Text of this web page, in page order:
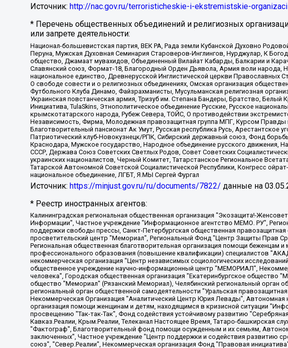
Источник: http://nac.gov.ru/terroristicheskie-i-ekstremistskie-
* Перечень общественных объединений и религиозных
или запрете деятельности:
Национал-большевистская партия, ВЕК РА, Рада земли Кубанской Духовно
Перуна, Мужская Духовная Семинария Староверов-Инглингов, Нурджулар, К
общество, Джамаат мувахидов, Объединенный Вилайат Кабарды, Балкарии и
Славянский союз, Формат-18, Благородный Орден Дьявола, Армия воли народа,
национальное единство, Древнерусской Инглистической церкви Православных
О свободе совести и о религиозных объединениях, Омская организация
Футбольного Клуба Динамо, Файзрахманисты, Мусульманская религиозная
Украинская повстанческая армия, Тризуб им. Степана Бандеры, Братство,
Инициатива, TulaSkins, Этнополитическое объединение Русские, Русское
крымскотатарского народа, Рубеж Севера, ТОЙС, О противодействии
Независимость, Фирма, Молодежная правозащитная группа МПГ, Курсом Правды
Благотворительный пансионат Ак Умут, Русская республика Русь,
Патриотический клуб-Новокузнецк/РПК, Сибирский державный союз, Фонд
Краснодара, Мужское государство, Народное объединение русского
СССР, Держава Союз Советских Светлых Родов, Совет Советских
украинских националистов, Черный Комитет, Татарстанское Региональное
Татарской Автономной Советской Социалистической Республики, Конгресс
национальное объединение, ЛГБТ, Я.МЫ Сергей Фургал
Источник: https://minjust.gov.ru/ru/documents/7822/ данные на
* Реестр иностранных агентов:
Калининградская региональная общественная организация "Экозащита!-Женсовет", Фонд содействия защите прав и свобод граждан "Общественный вердикт", Фонд "Институт Развития Свободы Информации", Частное учреждение "Информационное агентство МЕМО. РУ", Региональная общественная организация "Общественная комиссия по сохранению наследия академика Сахарова", Фонд поддержки свободы прессы, Санкт-Петербургская общественная правозащитная организация "Гражданский контроль", Межрегиональная общественная организация "Информационно-просветительский центр "Мемориал", Региональный Фонд "Центр Защиты Прав Средств Массовой Информации", с 05.12.2023 Фонд "Центр Защиты Прав Средств массовой информации", Региональная общественная благотворительная организация помощи беженцам и мигрантам "Гражданское содействие", Негосударственное образовательное учреждение дополнительного профессионального образования (повышение квалификации) специалистов "АКАДЕМИЯ ПО ПРАВАМ ЧЕЛОВЕКА", Свердловская региональная общественная организация "Сутяжник", Автономная некоммерческая организация "Центр независимых социологических исследований", Союз общественных объединений "Российский исследовательский центр по правам человека", Региональное общественное учреждение научно-информационный центр "МЕМОРИАЛ", Некоммерческая организация "Фонд защиты гласности", Автономная некоммерческая организация "Институт прав человека", Городская общественная организация "Екатеринбургское общество "МЕМОРИАЛ", Городская общественная организация "Рязанское историко-просветительское и правозащитное общество "Мемориал" (Рязанский Мемориал), Челябинский региональный орган общественной самодеятельности – женское общественное объединение "Женщины Евразии", Челябинский региональный орган общественной самодеятельности "Уральская правозащитная группа", Фонд содействия защите здоровья и социальной справедливости имени Андрея Рылькова, Автономная Некоммерческая Организация "Аналитический Центр Юрия Левады", Автономная некоммерческая организация социальной поддержки населения "Проект Апрель", Региональная общественная организация помощи женщинам и детям, находящимся в кризисной ситуации "Информационно-методический центр "Анна", Фонд содействия развитию массовых коммуникаций и правовому просвещению "Так-так-Так", Фонд содействия устойчивому развитию "Серебряная тайга", Свердловский региональный общественный фонд социальных проектов "Новое время", "Idel.Реалии", Кавказ.Реалии, Крым.Реалии, Телеканал Настоящее Время, Татаро-башкирская служба Радио Свобода (Azatliq Radiosi), Радио Свободная Европа/Радио Свобода (PCE/PC), "Сибирь.Реалии", "Фактограф", Благотворительный фонд помощи осужденным и их семьям, Автономная некоммерческая организация "Институт глобализации и социальных движений", Фонд "В защиту прав заключенных", Частное учреждение "Центр поддержки и содействия развитию средств массовой информации", Пензенский региональный общественный благотворительный фонд "Гражданский союз", "Север.Реалии", Некоммерческая организация Фонд "Правовая инициатива", Общество с ограниченной ответственностью "Радио Свободная Европа/Радио Свобода", Чешское информационное агентство "MEDIUM-ORIENT", Красноярская региональная общественная организация "Мы против СПИДа", Камалягин Денис Николаевич, Маркелов Сергей Евгеньевич, Пономарев Лев Александрович, Савицкая Людмила Алексеевна, Автономная некоммерческая организация "Центр по работе с проблемой насилия "НАСИЛИЮ.НЕТ", Межрегиональный профессиональный союз работников здравоохранения "Альянс врачей", Юридическое лицо, зарегистрированное в Латвийской Республике, SIA "Medusa Project" (регистрационный номер 40103797863, дата регистрации 10.06.2014), Некоммерческая организация "Фонд по борьбе с коррупцией", Автономная некоммерческая организация "Институт права и публичной политики", Баданин Роман Сергеевич, Гликин Максим Александрович, Железнова Мария Михайловна, Лукьянова Юлия Сергеевна, Маетная Елизавета Витальевна, Маняхин Петр Борисович, Чуракова Ольга Владимировна, Ярош Юлия Петровна, Юридическое лицо "The Insider SIA", зарегистрированное в Риге, Латвийская Республика